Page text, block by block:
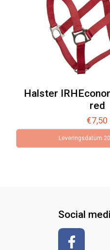
Halster
red
€7,50
Leveringsdatum
Social